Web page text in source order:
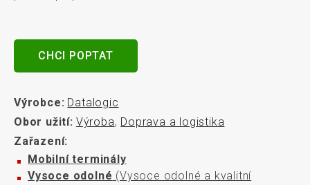
CHCI POPTAT
Výrobce: Datalogic
Obor užití: Výroba, Doprava a logistika
Zařazení:
Mobilní terminály
Vysoce odolné (Vysoce odolné a kvalitní